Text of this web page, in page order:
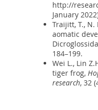
http://
January
Traijitt, T., N.
aomatic
184–199.
Wei L., Lin
tiger frog,
research, 32